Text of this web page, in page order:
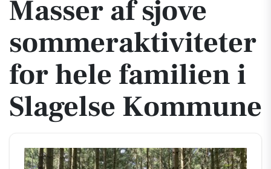
Masser af sjove
sommeraktiviteter
for hele familien i
Slagelse Kommune